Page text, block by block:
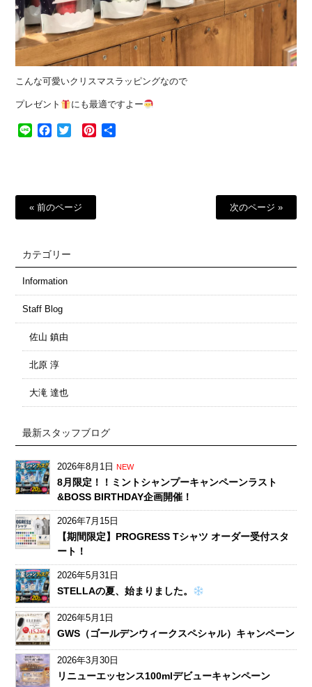
こんな可愛いクリスマスラッピングなので
プレゼント にも最適ですよー
Line Facebook
Twitter Pinterest
« 前のページ 次のページ »
カテゴリー
Information
Staff Blog
佐山 鎮由
北原 淳
大滝 達也
最新スタッフブログ
2026年8月1日 NEW
8月限定！！ミントシャンプーキャンペーンラスト
&BOSS BIRTHDAY企画開催！
2026年7月15日
【期間限定】PROGRESS Tシャツ オーダー受付スタ
ート！
2026年5月31日
STELLAの夏、始まりました。
2026年5月1日
GWS（ゴールデンウィークスペシャル）キャンペーン
2026年3月30日
リニューエッセンス100mlデビューキャンペーン